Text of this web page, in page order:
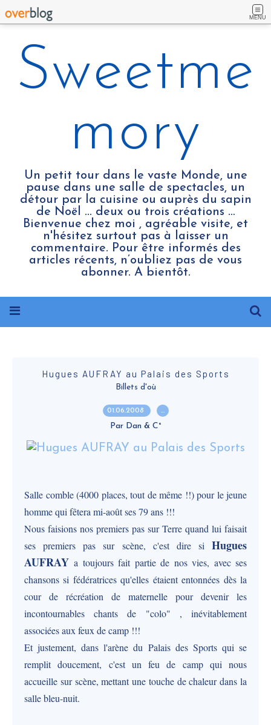
MENU
Sweetme
mory
Un petit tour dans le vaste Monde, une
pause dans une salle de spectacles, un
détour par la cuisine ou auprès du sapin
de Noël ... deux ou trois créations …
Bienvenue chez moi , agréable visite, et
n'hésitez surtout pas à laisser un
commentaire. Pour être informés des
articles récents, n’oubliez pas de vous
abonner. A bientôt.
Hugues AUFRAY au Palais des Sports
Billets d'où
01.06.2008 …
Par Dan & C°
Salle comble (4000 places, tout de même !!) pour le jeune
homme qui fêtera mi-août ses 79 ans !!!
Nous faisions nos premiers pas sur Terre quand lui faisait
ses premiers pas sur scène, c'est dire si Hugues
AUFRAYa toujours fait partie de nos vies, avec ses
chansons si fédératrices qu'elles étaient entonnées dès la
cour de récréation de maternelle pour devenir les
incontournables chants de "colo" , inévitablement
associées aux feux de camp !!!
Et justement, dans l'arène du Palais des Sports qui se
remplit doucement, c'est un feu de camp qui nous
accueille sur scène, mettant une touche de chaleur dans la
salle bleu-nuit.